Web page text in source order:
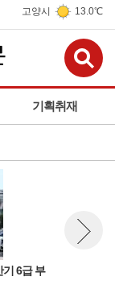
고양시 13.0℃
기획취재
기 6급 부